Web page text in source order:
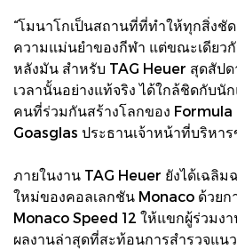
“โมนาโกเป็นสถานที่ที่ทำให้ทุกสิ่งชั
ความแม่นยำของกีฬา แต่ขณะเดียว
หลังมัน สำหรับ TAG Heuer สุดสัป
เวลานั้นอย่างแท้จริง ได้ใกล้ชิดกับนั
คนที่ร่วมกันสร้างโลกของ Formula
Goasglas ประธานเจ้าหน้าที่บริหา
ภายในงาน TAG Heuer ยังได้เฉลิม
ใหม่ของคอลเลกชัน Monaco ด้วยก
Monaco Speed 12 ให้แขกผู้ร่วมง
ผลงานล่าสุดที่สะท้อนการสำรวจแน